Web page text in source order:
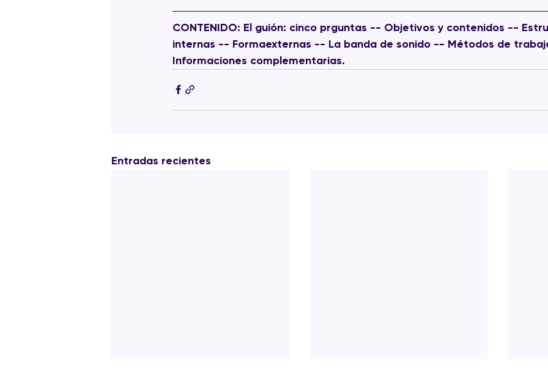
CONTENIDO: El guión: cinco prguntas -- Objetivos y contenidos --
internas -- Formaexternas -- La banda de sonido -- Métodos de
Informaciones complementarias.
Entradas recientes